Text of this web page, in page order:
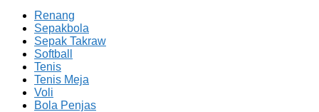
Renang
Sepakbola
Sepak Takraw
Softball
Tenis
Tenis Meja
Voli
Bola Penjas